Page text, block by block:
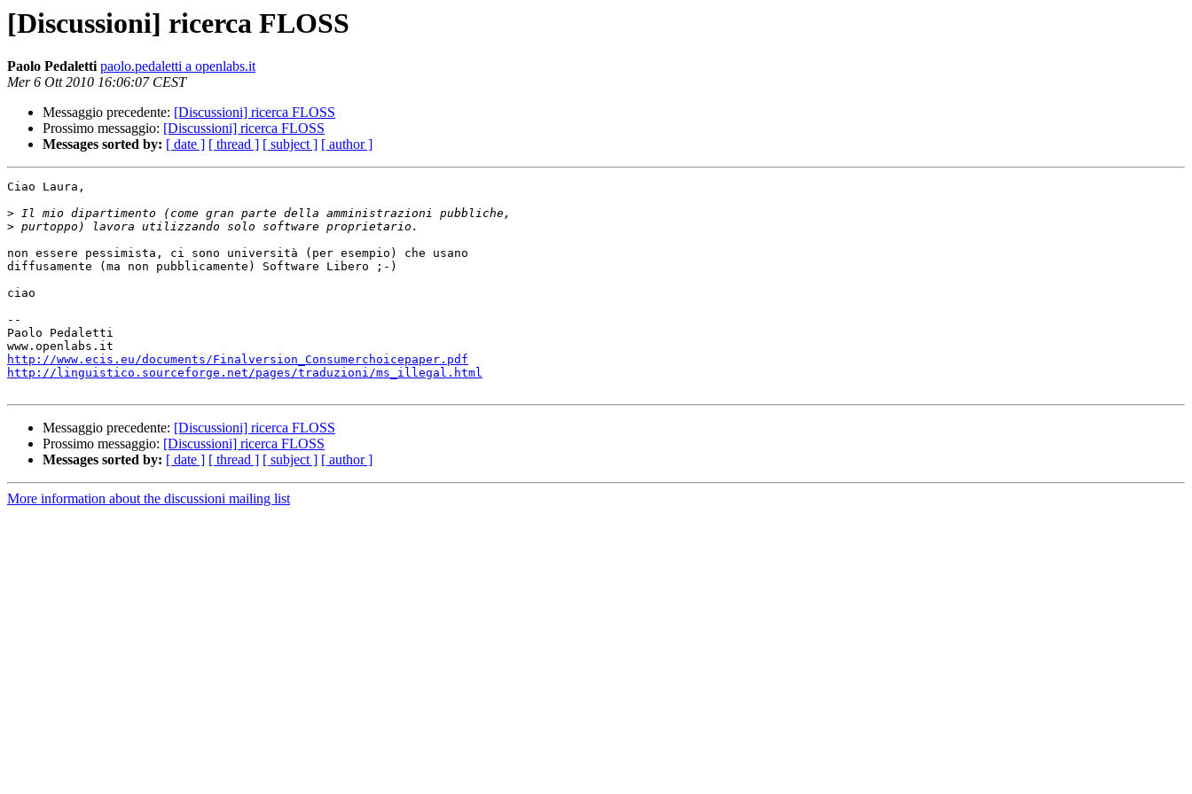
[Discussioni] ricerca FLOSS
Paolo Pedaletti paolo.pedaletti a openlabs.it
Mer 6 Ott 2010 16:06:07 CEST
Messaggio precedente: [Discussioni] ricerca FLOSS
Prossimo messaggio: [Discussioni] ricerca FLOSS
Messages sorted by: [ date ] [ thread ] [ subject ] [ author ]
Ciao Laura,
>
>
non essere pessimista, ci sono università (per esempio) che usano
diffusamente (ma non pubblicamente) Software Libero ;-)
ciao
--
Paolo Pedaletti
http://www.ecis.eu/documents/Finalversion_Consumerchoicepaper.pdf
http://linguistico.sourceforge.net/pages/traduzioni/ms_illegal.html
Messaggio precedente: [Discussioni] ricerca FLOSS
Prossimo messaggio: [Discussioni] ricerca FLOSS
Messages sorted by: [ date ] [ thread ] [ subject ] [ author ]
More information about the discussioni mailing list